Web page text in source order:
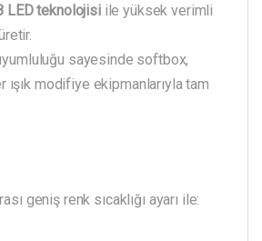
LED teknolojisiile yüksek verimli
sayesinde softbox,
modifiye ekipmanlarıyla tam
geniş renk sıcaklığı ayarı ile: